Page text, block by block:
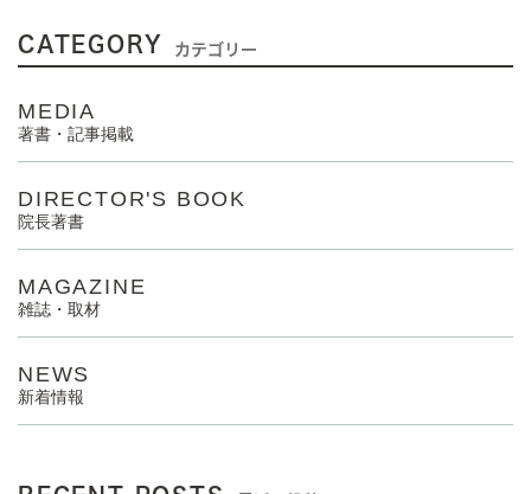
CATEGORY カテゴリー
MEDIA
著書・記事掲載
DIRECTOR'S BOOK
院長著書
MAGAZINE
雑誌・取材
NEWS
新着情報